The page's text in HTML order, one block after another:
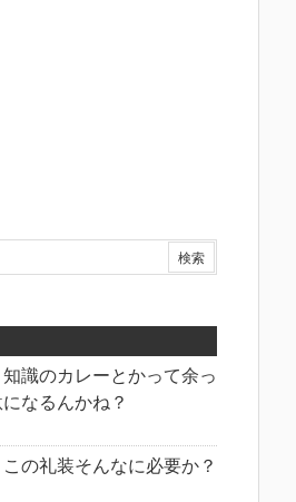
知識のカレーとかって余っ
なるんかね？
この礼装そんなに必要か？